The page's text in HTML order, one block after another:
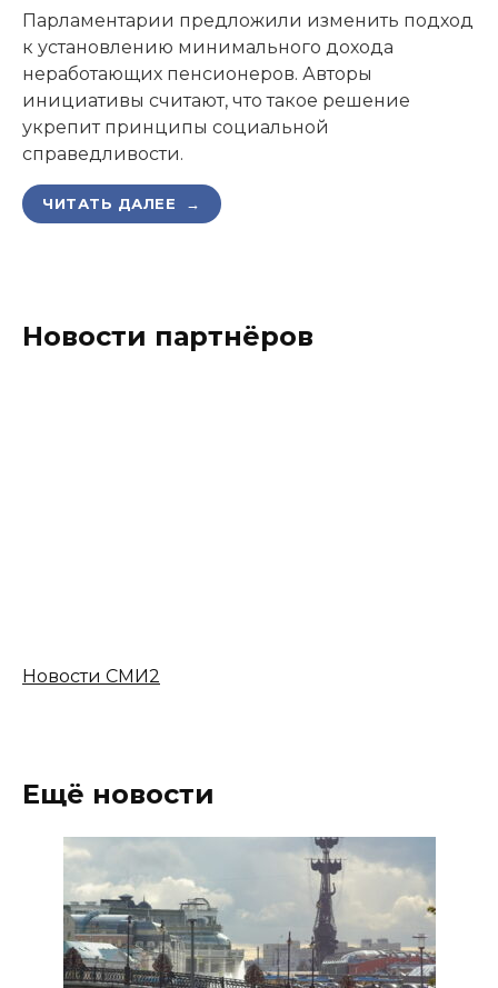
Парламентарии предложили изменить подход
к установлению минимального дохода
неработающих пенсионеров. Авторы
инициативы считают, что такое решение
укрепит принципы социальной
справедливости.
ЧИТАТЬ ДАЛЕЕ →
Новости партнёров
Новости СМИ2
Ещё новости